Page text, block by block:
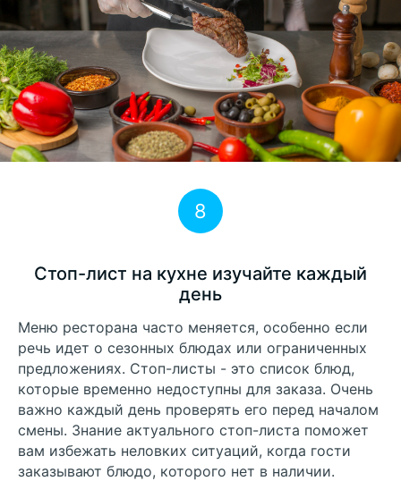
8
Стоп-лист на кухне изучайте каждый
день
Меню ресторана часто меняется, особенно если
речь идет о сезонных блюдах или ограниченных
предложениях. Стоп-листы - это список блюд,
которые временно недоступны для заказа. Очень
важно каждый день проверять его перед началом
смены. Знание актуального стоп-листа поможет
вам избежать неловких ситуаций, когда гости
заказывают блюдо, которого нет в наличии.